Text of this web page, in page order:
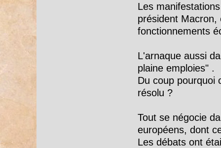
Les
président Macron,
fonctionnements
L'arnaque aussi
plaine emploies" .
Du coup pourquoi
résolu ?
Tout se négocie
européens, dont
Les débats ont